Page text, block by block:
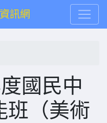
訊網
國民中
班（美術